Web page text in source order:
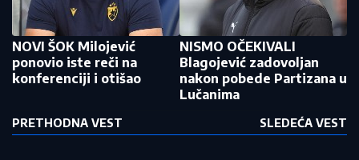
NOVI ŠOK Milojević
ponovio iste reči na
konferenciji i otišao
PRETHODNA VEST
NISMO OČEKIVALI
Blagojević zadovoljan
nakon pobede Partizana u
Lučanima
SLEDEĆA VEST